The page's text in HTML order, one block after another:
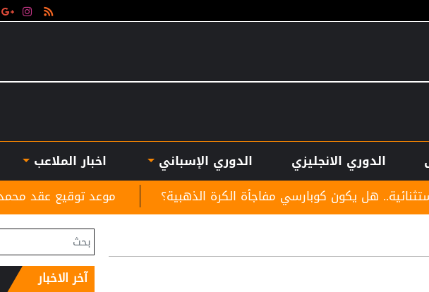
الدوري الانجليزي الدوري الإسباني اخبار الملاعب
موعد توقيع عقد محمد صلاح مع طرابزون كوبارسي مفاجأة الكرة الذهبية؟
آخر الاخبار